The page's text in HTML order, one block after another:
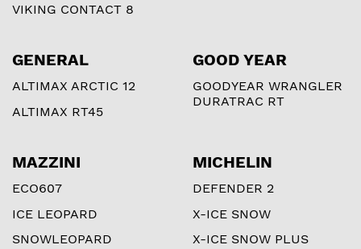
VIKING CONTACT 8
GENERAL
ALTIMAX ARCTIC 12
ALTIMAX RT45
GOOD YEAR
GOODYEAR WRANGLER
DURATRAC RT
MAZZINI
ECO607
ICE LEOPARD
SNOWLEOPARD
MICHELIN
DEFENDER 2
X-ICE SNOW
X-ICE SNOW PLUS